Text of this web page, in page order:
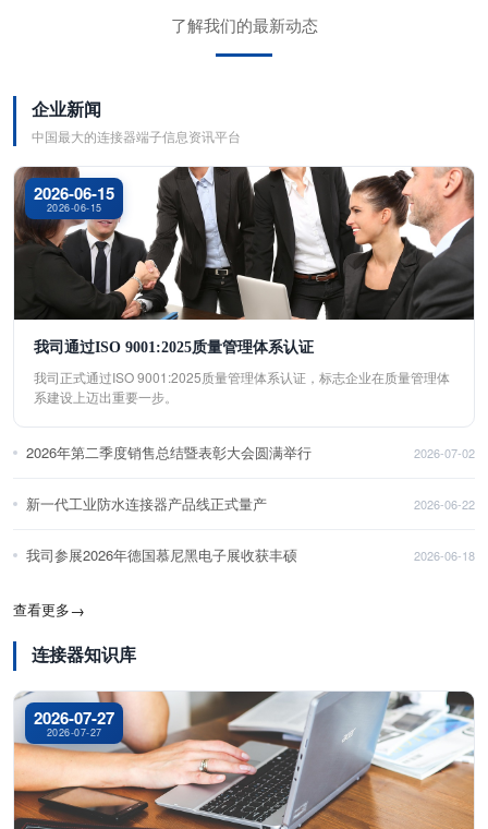
了解我们的最新动态
企业新闻
中国最大的连接器端子信息资讯平台
2026-06-15
2026-06-15
我司通过ISO 9001:2025质量管理体系认证
我司正式通过ISO 9001:2025质量管理体系认证，标志企业在质量管理体
系建设上迈出重要一步。
2026年第二季度销售总结暨表彰大会圆满举行 2026-07-02
新一代工业防水连接器产品线正式量产 2026-06-22
我司参展2026年德国慕尼黑电子展收获丰硕 2026-06-18
查看更多→
连接器知识库
2026-07-27
2026-07-27